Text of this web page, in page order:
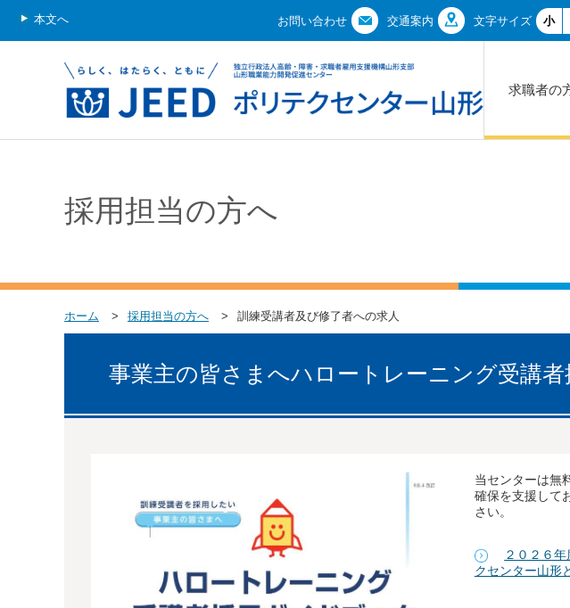
本文へ お問い合わせ 交通案内 文字サイズ 小
求職者の
採用担当の方へ
ホーム 採用担当の方へ 訓練受講者及び修了者への求人
事業主の皆さまへハロートレーニング受講
当センターは無
確保を支援して
さい。
２０２６
クセンター山形